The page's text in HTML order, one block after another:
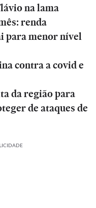
na lama
renda
para menor nível
contra a covid e
da região para
de ataques de